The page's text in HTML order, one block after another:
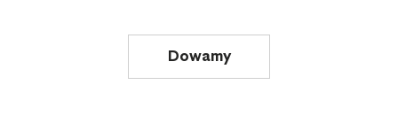
Dowamy